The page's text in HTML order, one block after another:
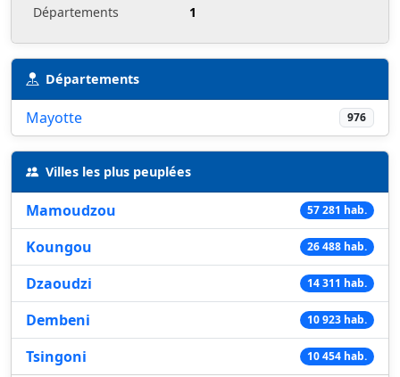
Départements
1
Départements
Mayotte 976
Villes les plus peuplées
Mamoudzou 57 281 hab.
Koungou 26 488 hab.
Dzaoudzi 14 311 hab.
Dembeni 10 923 hab.
Tsingoni 10 454 hab.